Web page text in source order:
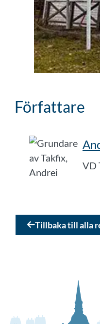
Författare
VD
Tillbaka till alla